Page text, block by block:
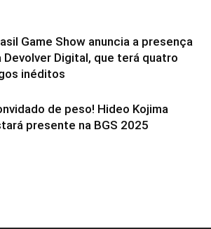
Game Show anuncia a presença
Devolver Digital, que terá quatro
inéditos
de peso! Hideo Kojima
presente na BGS 2025